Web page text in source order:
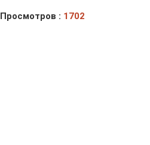
Просмотров : 1702